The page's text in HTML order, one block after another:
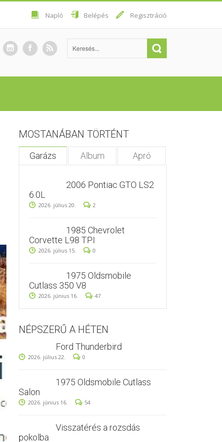
Napló Belépés Regisztráció
MOSTANÁBAN TÖRTÉNT
Garázs Album Apró
2006 Pontiac GTO LS2
6.0L
2026. július 20. 2
1985 Chevrolet
Corvette L98 TPI
2026. július 15. 0
1975 Oldsmobile
Cutlass 350 V8
2026. június 16. 47
NÉPSZERŰ A HÉTEN
Ford Thunderbird
2026. július 22. 0
1975 Oldsmobile Cutlass
Salon
2026. június 16. 54
Visszatérés a rozsdás
pokolba